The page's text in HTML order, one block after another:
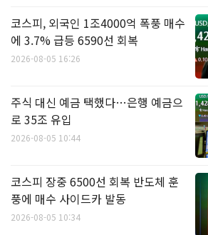
코스피, 외국인 1조4000억 폭풍 매수
에 3.7% 급등 6590선 회복
2026-08-05 16:26
주식 대신 예금 택했다…은행 예금으
로 35조 유입
2026-08-05 10:44
코스피 장중 6500선 회복 반도체 훈
풍에 매수 사이드카 발동
2026-08-05 10:34